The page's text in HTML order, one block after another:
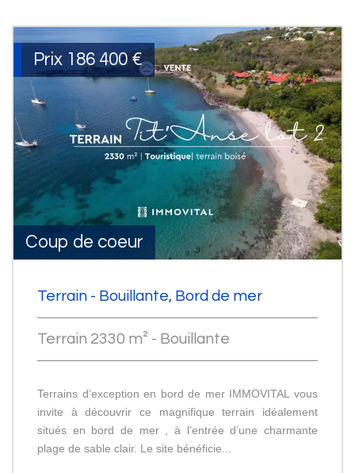
Coup de coeur
Prix 186 400 €
Terrain - Bouillante, Bord de mer
Terrain 2330 m² - Bouillante
Terrains d’exception en bord de mer IMMOVITAL vous
invite à découvrir ce magnifique terrain idéalement
situés en bord de mer , à l’entrée d’une charmante
plage de sable clair. Le site bénéficie...